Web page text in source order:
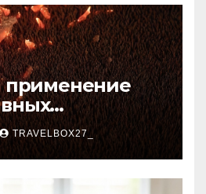
применение
огнеупорных
TRAVELBOX27_